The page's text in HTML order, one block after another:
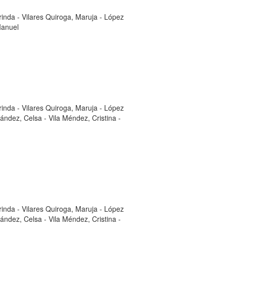
- Vilares Quiroga, Maruja - López
- Vilares Quiroga, Maruja - López
Celsa - Vila Méndez, Cristina -
- Vilares Quiroga, Maruja - López
Celsa - Vila Méndez, Cristina -